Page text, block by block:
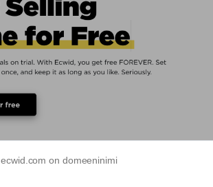
ecwid.com on domeeninimi